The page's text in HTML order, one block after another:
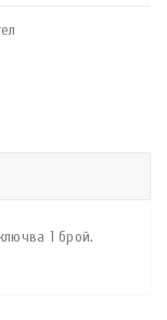
1 брой.